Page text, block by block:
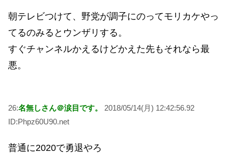
朝テレビつけて、野党が調子にのってモリカケやっ
てるのみるとウンザリする。
すぐチャンネルかえるけどかえた先もそれなら最
悪。
26:名無しさん＠涙目です。
2018/05/14(月) 12:42:56.92
ID:Phpz60U90.net
普通に2020で勇退やろ